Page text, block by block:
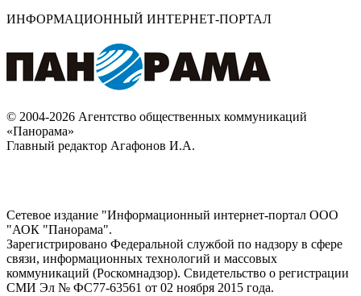
ИНФОРМАЦИОННЫЙ ИНТЕРНЕТ-ПОРТАЛ
© 2004-2026 Агентство общественных коммуникаций
«Панорама»
Главный редактор Агафонов И.А.
Сетевое издание "Информационный интернет-портал ООО
"АОК "Панорама".
Зарегистрировано Федеральной службой по надзору в сфере
связи, информационных технологий и массовых
коммуникаций (Роскомнадзор). Cвидетельство о регистрации
СМИ Эл № ФС77-63561 от 02 ноября 2015 года.